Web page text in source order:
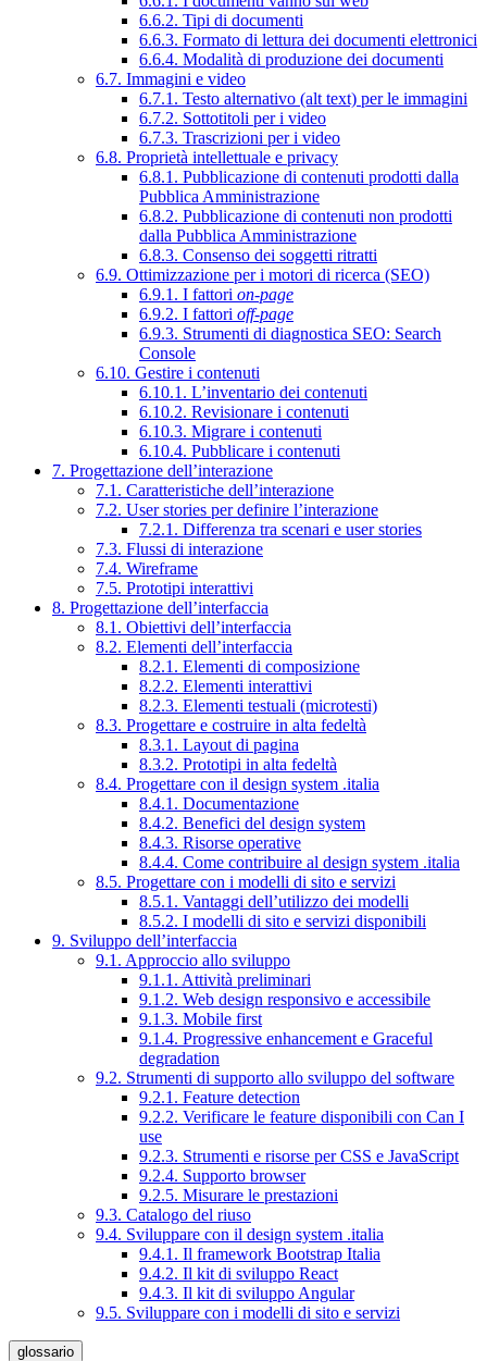
6.6.2. Tipi di documenti
6.6.3. Formato di lettura dei documenti elettronici
6.6.4. Modalità di produzione dei documenti
6.7. Immagini e video
6.7.1. Testo alternativo (alt text) per le immagini
6.7.2. Sottotitoli per i video
6.7.3. Trascrizioni per i video
6.8. Proprietà intellettuale e privacy
6.8.1. Pubblicazione di contenuti prodotti dalla
Pubblica Amministrazione
6.8.2. Pubblicazione di contenuti non prodotti
dalla Pubblica Amministrazione
6.8.3. Consenso dei soggetti ritratti
6.9. Ottimizzazione per i motori di ricerca (SEO)
6.9.1. I fattori on-page
6.9.2. I fattori off-page
6.9.3. Strumenti di diagnostica SEO: Search
Console
6.10. Gestire i contenuti
6.10.1. L’inventario dei contenuti
6.10.2. Revisionare i contenuti
6.10.3. Migrare i contenuti
6.10.4. Pubblicare i contenuti
7. Progettazione dell’interazione
7.1. Caratteristiche dell’interazione
7.2. User stories per definire l’interazione
7.2.1. Differenza tra scenari e user stories
7.3. Flussi di interazione
7.4. Wireframe
7.5. Prototipi interattivi
8. Progettazione dell’interfaccia
8.1. Obiettivi dell’interfaccia
8.2. Elementi dell’interfaccia
8.2.1. Elementi di composizione
8.2.2. Elementi interattivi
8.2.3. Elementi testuali (microtesti)
8.3. Progettare e costruire in alta fedeltà
8.3.1. Layout di pagina
8.3.2. Prototipi in alta fedeltà
8.4. Progettare con il design system .italia
8.4.1. Documentazione
8.4.2. Benefici del design system
8.4.3. Risorse operative
8.4.4. Come contribuire al design system .italia
8.5. Progettare con i modelli di sito e servizi
8.5.1. Vantaggi dell’utilizzo dei modelli
8.5.2. I modelli di sito e servizi disponibili
9. Sviluppo dell’interfaccia
9.1. Approccio allo sviluppo
9.1.1. Attività preliminari
9.1.2. Web design responsivo e accessibile
9.1.3. Mobile first
9.1.4. Progressive enhancement e Graceful
degradation
9.2. Strumenti di supporto allo sviluppo del software
9.2.1. Feature detection
9.2.2. Verificare le feature disponibili con Can I
use
9.2.3. Strumenti e risorse per CSS e JavaScript
9.2.4. Supporto browser
9.2.5. Misurare le prestazioni
9.3. Catalogo del riuso
9.4. Sviluppare con il design system .italia
9.4.1. Il framework Bootstrap Italia
9.4.2. Il kit di sviluppo React
9.4.3. Il kit di sviluppo Angular
9.5. Sviluppare con i modelli di sito e servizi
glossario